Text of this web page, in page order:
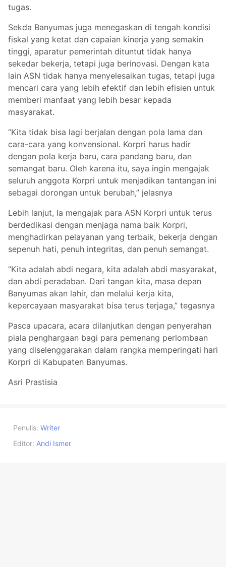
tugas.
Sekda Banyumas juga menegaskan di tengah kondisi
fiskal yang ketat dan capaian kinerja yang semakin
tinggi, aparatur pemerintah dituntut tidak hanya
sekedar bekerja, tetapi juga berinovasi. Dengan kata
lain ASN tidak hanya menyelesaikan tugas, tetapi juga
mencari cara yang lebih efektif dan lebih efisien untuk
memberi manfaat yang lebih besar kepada
masyarakat.
“Kita tidak bisa lagi berjalan dengan pola lama dan
cara-cara yang konvensional. Korpri harus hadir
dengan pola kerja baru, cara pandang baru, dan
semangat baru. Oleh karena itu, saya ingin mengajak
seluruh anggota Korpri untuk menjadikan tantangan ini
sebagai dorongan untuk berubah,” jelasnya
Lebih lanjut, Ia mengajak para ASN Korpri untuk terus
berdedikasi dengan menjaga nama baik Korpri,
menghadirkan pelayanan yang terbaik, bekerja dengan
sepenuh hati, penuh integritas, dan penuh semangat.
“Kita adalah abdi negara, kita adalah abdi masyarakat,
dan abdi peradaban. Dari tangan kita, masa depan
Banyumas akan lahir, dan melalui kerja kita,
kepercayaan masyarakat bisa terus terjaga,” tegasnya
Pasca upacara, acara dilanjutkan dengan penyerahan
piala penghargaan bagi para pemenang perlombaan
yang diselenggarakan dalam rangka memperingati hari
Korpri di Kabupaten Banyumas.
Asri Prastisia
Penulis: Writer
Editor: Andi Ismer